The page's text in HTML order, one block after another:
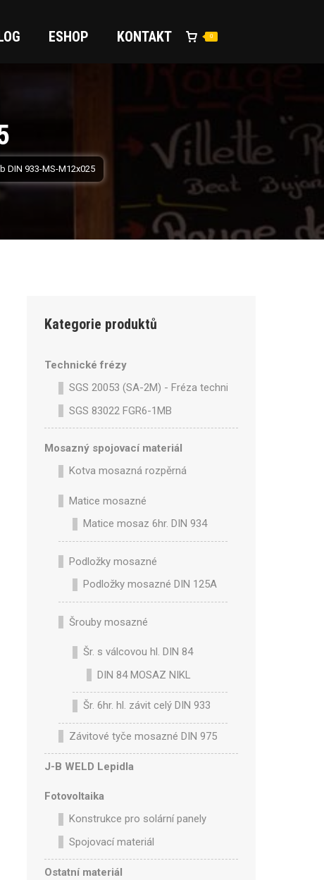
ESHOP KONTAKT 0
DIN 933-MS-M12x025
Kategorie produktů
Technické frézy
SGS 20053 (SA-2M) - Fréza technická SA-2M válcová
SGS 83022 FGR6-1MB
Mosazný spojovací materiál
Kotva mosazná rozpěrná
Matice mosazné
Matice mosaz 6hr. DIN 934
Podložky mosazné
Podložky mosazné DIN 125A
Šrouby mosazné
Šr. s válcovou hl. DIN 84
DIN 84 MOSAZ NIKL
Šr. 6hr. hl. závit celý DIN 933
Závitové tyče mosazné DIN 975
J-B WELD Lepidla
Fotovoltaika
Konstrukce pro solární panely
Spojovací materiál
Ostatní materiál